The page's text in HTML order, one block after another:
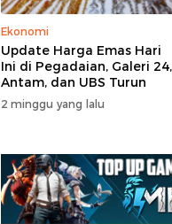
Ekonomi
Update Harga Emas Hari
Ini di Pegadaian, Galeri 24,
Antam, dan UBS Turun
2 minggu yang lalu